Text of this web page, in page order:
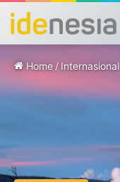
Home / Internasional